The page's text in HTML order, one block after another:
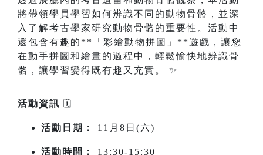
將帶領學員學習如何辨識不同的動物骨骼，並深
入了解考古學家研究動物骨骼的重要性。活動中
還包含有趣的**「彩繪動物拼圖」**遊戲，讓您
在動手拼圖和繪畫的過程中，輕鬆愉快地辨識骨
骼，讓學習變得既有趣又充實。 ✨
活動資訊 🗓️
活動日期： 11月8日(六)
活動時間： 13:30-15:30